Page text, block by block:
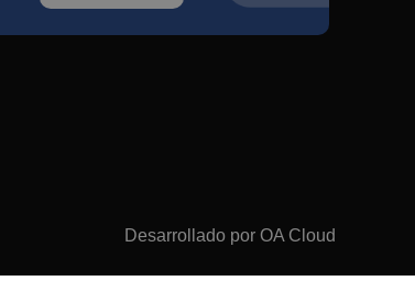
Desarrollado por OA Cloud